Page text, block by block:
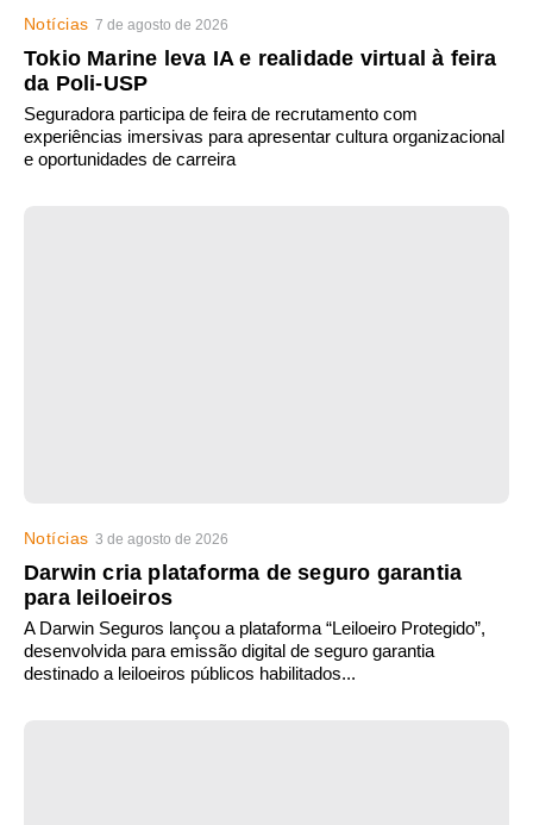
Notícias 7 de agosto de 2026
Tokio Marine leva IA e realidade virtual à feira
da Poli-USP
Seguradora participa de feira de recrutamento com
experiências imersivas para apresentar cultura organizacional
e oportunidades de carreira
Notícias 3 de agosto de 2026
Darwin cria plataforma de seguro garantia
para leiloeiros
A Darwin Seguros lançou a plataforma “Leiloeiro Protegido”,
desenvolvida para emissão digital de seguro garantia
destinado a leiloeiros públicos habilitados...